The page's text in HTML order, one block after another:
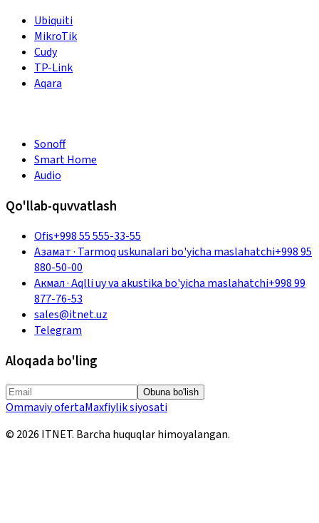
Ubiquiti
MikroTik
Cudy
TP-Link
Aqara
Sonoff
Smart Home
Audio
Qo'llab-quvvatlash
Ofis+998 55 555-33-55
Азамат·Tarmoq uskunalari bo'yicha maslahatchi+998 95
880-50-00
Акмал·Aqlli uy va akustika bo'yicha maslahatchi+998 99
877-76-53
sales@itnet.uz
Telegram
Aloqada bo'ling
Obuna bo'lish
Ommaviy ofertaMaxfiylik siyosati
© 2026 ITNET. Barcha huquqlar himoyalangan.